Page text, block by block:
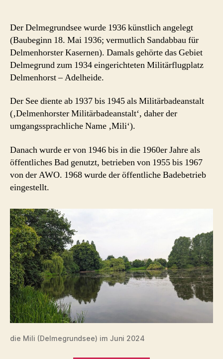
–
Delmegrundsee,
ehem.
Militärbadeanstalt
Der Delmegrundsee wurde 1936 künstlich angelegt
(Baubeginn 18. Mai 1936; vermutlich Sandabbau für
Delmenhorster Kasernen). Damals gehörte das Gebiet
Delmegrund zum 1934 eingerichteten Militärflugplatz
Delmenhorst – Adelheide.
Der See diente ab 1937 bis 1945 als Militärbadeanstalt
(‚Delmenhorster Militärbadeanstalt‘, daher der
umgangssprachliche Name ‚Mili‘).
Danach wurde er von 1946 bis in die 1960er Jahre als
öffentliches Bad genutzt, betrieben von 1955 bis 1967
von der AWO. 1968 wurde der öffentliche Badebetrieb
eingestellt.
die Mili (Delmegrundsee) im Juni 2024